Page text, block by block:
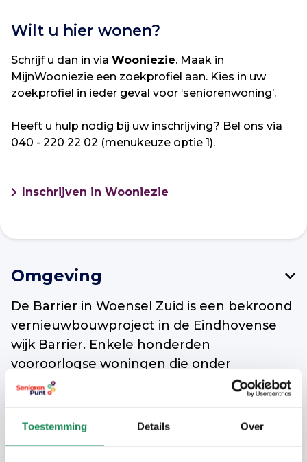
Toestemming Details Over
Omgeving
De Barrier in Woensel Zuid is een bekroond
vernieuwbouwproject in de Eindhovense
wijk Barrier. Enkele honderden
vooroorlogse woningen die onder
monumentenzorg vielen, werden op
binnenmuren en gordingen na volledig
gestript en met zorg weer opgebouwd. Het
Wilt u hier wonen?
Schrijf u dan in via Wooniezie. Maak in
MijnWooniezie een zoekprofiel aan. Kies in uw
zoekprofiel in ieder geval voor ‘seniorenwoning’.
Heeft u hulp nodig bij uw inschrijving? Bel ons via
040 - 220 22 02 (menukeuze optie 1).
Inschrijven in Wooniezie